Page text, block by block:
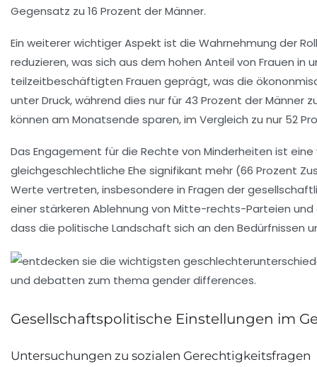
Gegensatz zu 16 Prozent der Männer.
Ein weiterer wichtiger Aspekt ist die Wahrnehmung der
reduzieren, was sich aus dem hohen Anteil von Frauen in
teilzeitbeschäftigten Frauen geprägt, was die
unter Druck, während dies nur für 43 Prozent der Männer
können am Monatsende sparen, im Vergleich zu nur 52
Das Engagement für die Rechte von Minderheiten ist eine
gleichgeschlechtliche Ehe signifikant mehr (66 Prozent
Werte vertreten, insbesondere in Fragen der
einer stärkeren Ablehnung von Mitte-rechts-Parteien
dass die politische Landschaft sich an den Bedürfnissen
Gesellschaftspolitische Einstellungen im
Untersuchungen zu sozialen Gerechtigkeitsfragen